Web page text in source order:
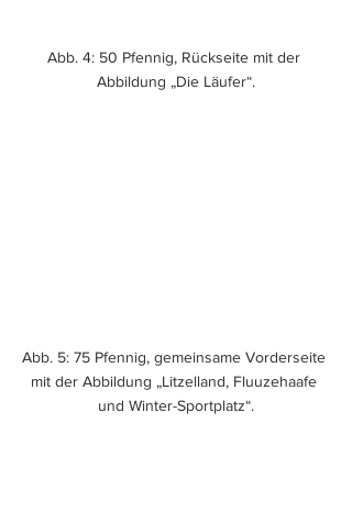
Abb. 4: 50 Pfennig, Rückseite mit der
Abbildung „Die Läufer“.
Abb. 5: 75 Pfennig, gemeinsame Vorderseite
mit der Abbildung „Litzelland, Fluuzehaafe
und Winter-Sportplatz“.